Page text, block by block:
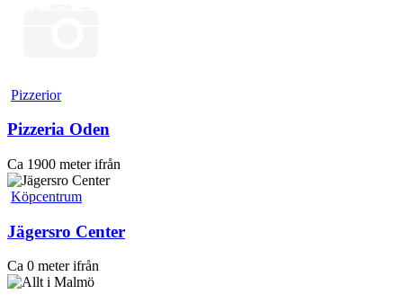
Pizzerior
Pizzeria Oden
Ca 1900 meter ifrån
Köpcentrum
Jägersro Center
Ca 0 meter ifrån